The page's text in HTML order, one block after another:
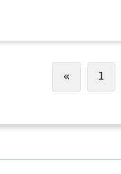
«Previous
1